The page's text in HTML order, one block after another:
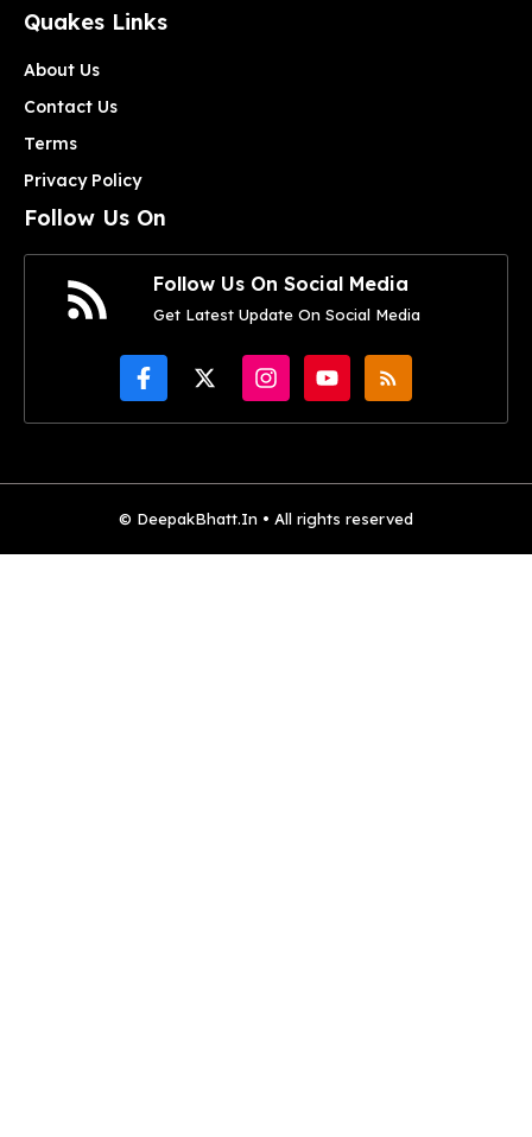
Quakes Links
About Us
Contact Us
Terms
Privacy Policy
Follow Us On
Follow Us On Social Media
Get Latest Update On Social Media
© DeepakBhatt.In • All rights reserved